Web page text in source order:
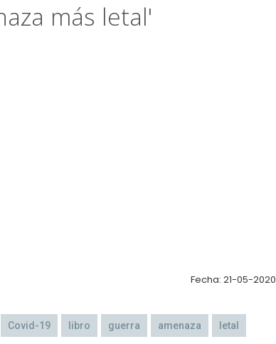
más letal'
Fecha: 21-05-2020
Covid-19 libro guerra amenaza letal